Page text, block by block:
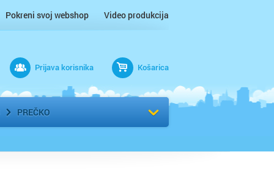
Pokreni svoj webshop Video produkcija
Prijava korisnika Košarica
PREČKO